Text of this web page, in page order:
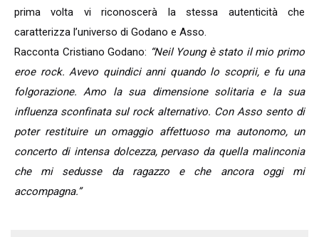
prima volta vi riconoscerà la stessa autenticità che
caratterizza l’universo di Godano e Asso.
Racconta Cristiano Godano: “Neil Young è stato il mio primo
eroe rock. Avevo quindici anni quando lo scoprii, e fu una
folgorazione. Amo la sua dimensione solitaria e la sua
influenza sconfinata sul rock alternativo. Con Asso sento di
poter restituire un omaggio affettuoso ma autonomo, un
concerto di intensa dolcezza, pervaso da quella malinconia
che mi sedusse da ragazzo e che ancora oggi mi
accompagna.”